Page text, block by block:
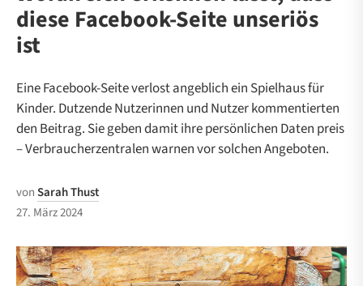
diese Facebook-Seite unseriös
ist
Eine Facebook-Seite verlost angeblich ein Spielhaus für
Kinder. Dutzende Nutzerinnen und Nutzer kommentierten
den Beitrag. Sie geben damit ihre persönlichen Daten preis
– Verbraucherzentralen warnen vor solchen Angeboten.
vonSarah Thust
27. März 2024